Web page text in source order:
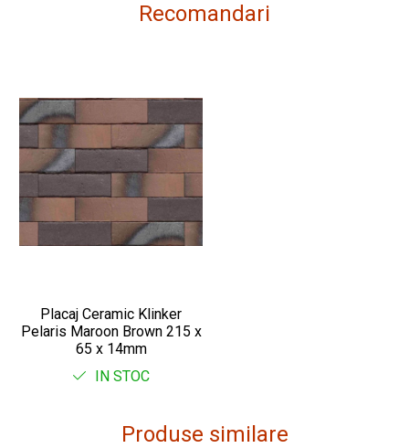
Recomandari
Placaj Ceramic Klinker
Pelaris Maroon Brown 215 x
65 x 14mm
IN STOC
Produse similare